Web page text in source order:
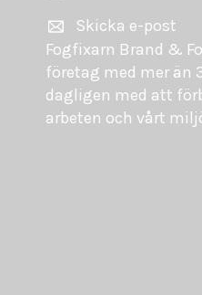
Skicka e-post
Fogfixarn Brand &
företag med mer än
dagligen med att
arbeten och vårt